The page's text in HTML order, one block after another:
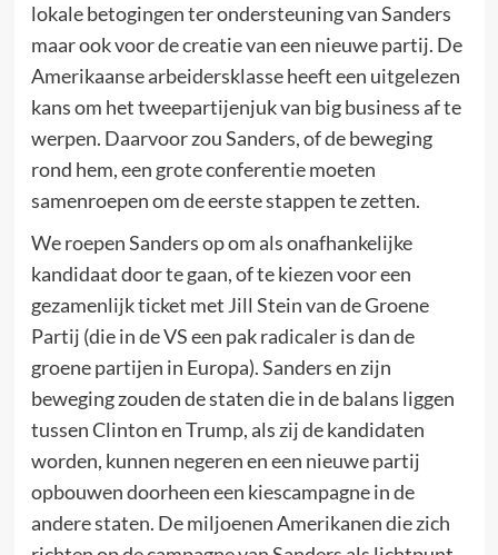
lokale betogingen ter ondersteuning van Sanders
maar ook voor de creatie van een nieuwe partij. De
Amerikaanse arbeidersklasse heeft een uitgelezen
kans om het tweepartijenjuk van big business af te
werpen. Daarvoor zou Sanders, of de beweging
rond hem, een grote conferentie moeten
samenroepen om de eerste stappen te zetten.
We roepen Sanders op om als onafhankelijke
kandidaat door te gaan, of te kiezen voor een
gezamenlijk ticket met Jill Stein van de Groene
Partij (die in de VS een pak radicaler is dan de
groene partijen in Europa). Sanders en zijn
beweging zouden de staten die in de balans liggen
tussen Clinton en Trump, als zij de kandidaten
worden, kunnen negeren en een nieuwe partij
opbouwen doorheen een kiescampagne in de
andere staten. De miljoenen Amerikanen die zich